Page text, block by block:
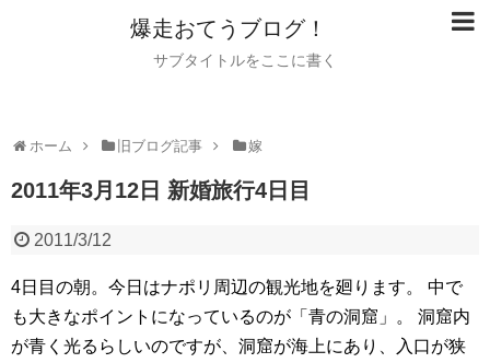
爆走おてうブログ！
サブタイトルをここに書く
ホーム 旧ブログ記事 嫁
2011年3月12日 新婚旅行4日目
2011/3/12
4日目の朝。今日はナポリ周辺の観光地を廻ります。
中で
も大きなポイントになっているのが「青の洞窟」。
洞窟内
が青く光るらしいのですが、洞窟が海上にあり、入口が狭